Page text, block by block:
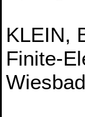
KLEIN,
Finite-